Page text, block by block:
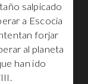
salpicado
a Escocia
forjar
al planeta
han ido